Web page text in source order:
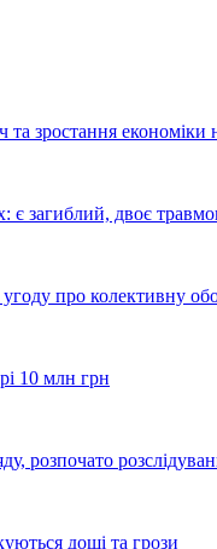
та зростання економіки
є загиблий, двоє
про колективну
10 млн грн
розпочато
дощі та грози